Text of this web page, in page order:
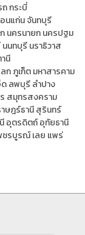
ถกระบี่
นแก่นจันทบุรี
นครนายกนครปฐม
นนทบุรีนราธิวาส
นี
กภูเก็ตมหาสารคาม
ลพบุรีลำปาง
สมุทรสงคราม
ษฎร์ธานีสุรินทร์
อุตรดิตถ์อุทัยธานี
ชรบูรณ์เลย แพร่